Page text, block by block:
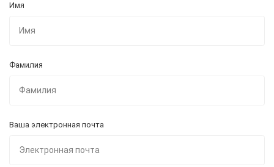
Имя
Фамилия
Ваша электронная почта